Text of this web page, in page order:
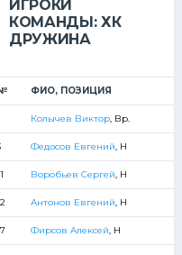
ИГРОКИ
КОМАНДЫ: ХК
ДРУЖИНА
ФИО, ПОЗИЦИЯ
Колычев Виктор, Вр.
Федосов Евгений, Н
Воробьев Сергей, Н
Антонов Евгений, Н
Фирсов Алексей, Н